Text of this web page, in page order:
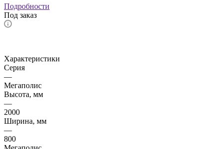
Подробности
Под заказ
Характеристики
Серия
—
Мегаполис
Высота, мм
—
2000
Ширина, мм
—
800